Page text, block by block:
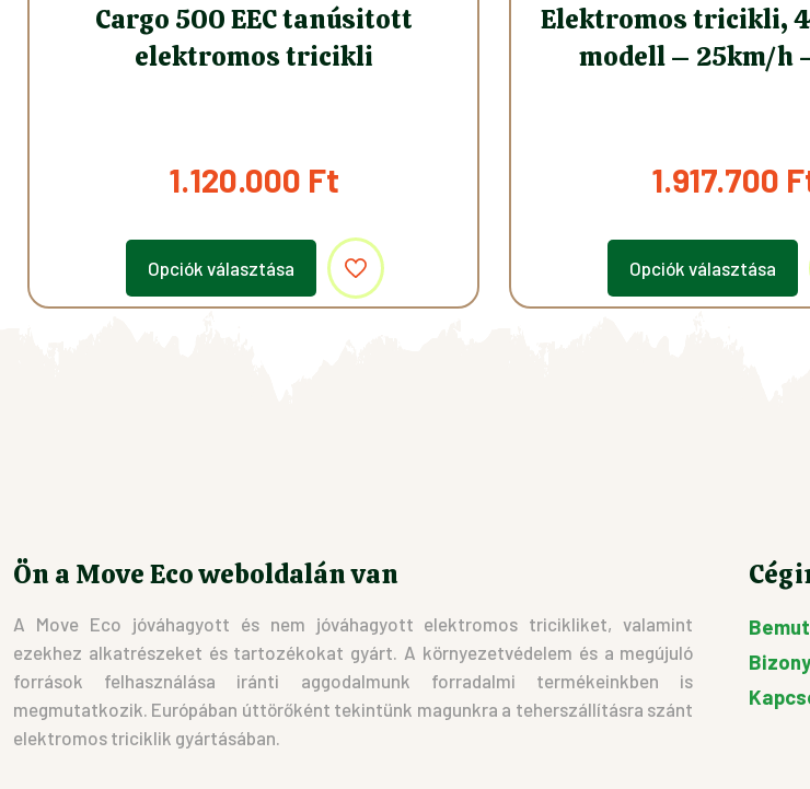
Cargo 500 EEC tanúsitott
elektromos tricikli
1.120.000 Ft
Opciók választása
termékoldalon
ki
Elektromos tricikli,
modell – 25km/h
1.917.700
Opciók választása
Ön a Move Eco weboldalán van
A Move Eco jóváhagyott és nem jóváhagyott elektromos tricikliket, valamint
ezekhez alkatrészeket és tartozékokat gyárt. A környezetvédelem és a megújuló
források felhasználása iránti aggodalmunk forradalmi termékeinkben is
megmutatkozik. Európában úttörőként tekintünk magunkra a teherszállításra szánt
elektromos triciklik gyártásában.